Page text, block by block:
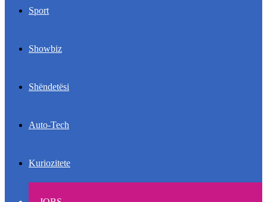
Sport
Showbiz
Shëndetësi
Auto-Tech
Kuriozitete